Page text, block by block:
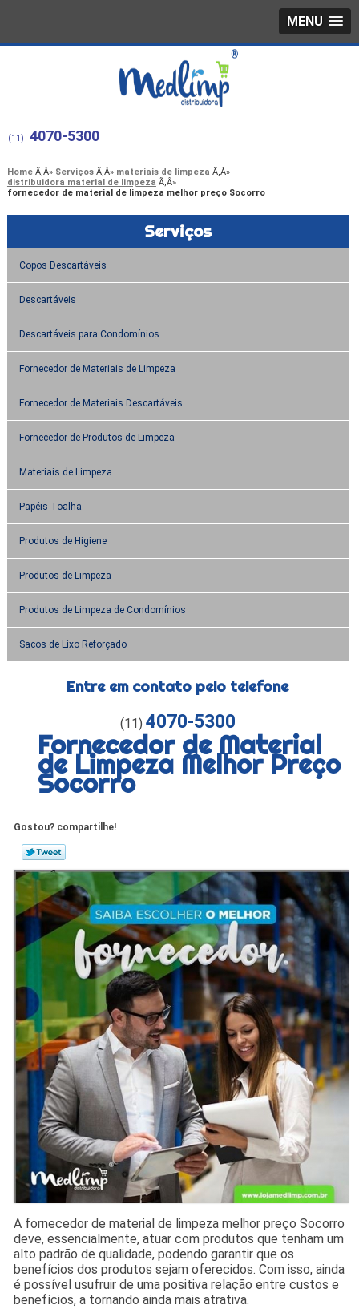
MENU
(11) 4070-5300
Home Serviços
materiais de limpeza
distribuidora material de limpeza
fornecedor de material de limpeza melhor preço Socorro
Serviços
Copos Descartáveis
Descartáveis
Descartáveis para Condomínios
Fornecedor de Materiais de Limpeza
Fornecedor de Materiais Descartáveis
Fornecedor de Produtos de Limpeza
Materiais de Limpeza
Papéis Toalha
Produtos de Higiene
Produtos de Limpeza
Produtos de Limpeza de Condomínios
Sacos de Lixo Reforçado
Entre em contato pelo telefone
(11) 4070-5300
Fornecedor de Material
de Limpeza Melhor Preço
Socorro
Gostou? compartilhe!
A fornecedor de material de limpeza melhor preço Socorro
deve, essencialmente, atuar com produtos que tenham um
alto padrão de qualidade, podendo garantir que os
benefícios dos produtos sejam oferecidos. Com isso, ainda
é possível usufruir de uma positiva relação entre custos e
benefícios, a tornando ainda mais atrativa.